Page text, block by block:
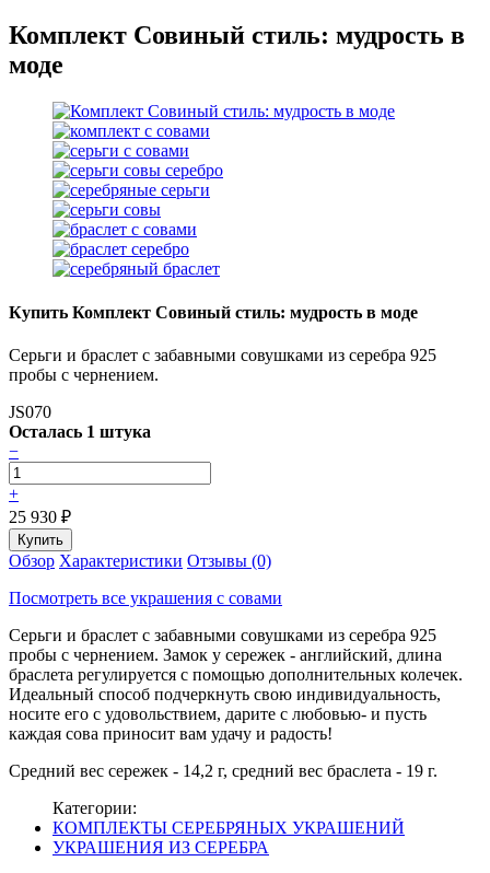
Комплект Совиный стиль: мудрость в
моде
Купить Комплект Совиный стиль: мудрость в моде
Серьги и браслет с забавными совушками из серебра 925
пробы с чернением.
JS070
Осталась 1 штука
−
+
25 930 ₽
Обзор Характеристики Отзывы (0)
Посмотреть все украшения с совами
Серьги и браслет с забавными совушками из серебра 925
пробы с чернением. Замок у сережек - английский, длина
браслета регулируется с помощью дополнительных колечек.
Идеальный способ подчеркнуть свою индивидуальность,
носите его с удовольствием, дарите с любовью- и пусть
каждая сова приносит вам удачу и радость!
Средний вес сережек - 14,2 г, средний вес браслета - 19 г.
Категории:
КОМПЛЕКТЫ СЕРЕБРЯНЫХ УКРАШЕНИЙ
УКРАШЕНИЯ ИЗ СЕРЕБРА